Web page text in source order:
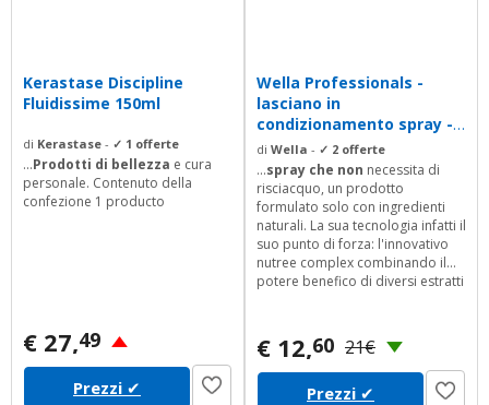
Kerastase Discipline
Fluidissime 150ml
di Kerastase - ✓ 1 offerte
...Prodotti di bellezza e cura
personale. Contenuto della
confezione 1 producto
€ 27,49
Prezzi ✔
Wella Professionals -
lasciano in
condizionamento spray -
Elementi linea - 150ml
di Wella - ✓ 2 offerte
...spray che non necessita di
risciacquo, un prodotto
formulato solo con ingredienti
naturali. La sua tecnologia infatti il
suo punto di forza: l'innovativo
nutree complex combinando il
potere benefico di diversi estratti
capillare, la giusta quantit di
umidit per ristabilire il corretto
livello di idratazione della
€ 12,60 21€
Prezzi ✔